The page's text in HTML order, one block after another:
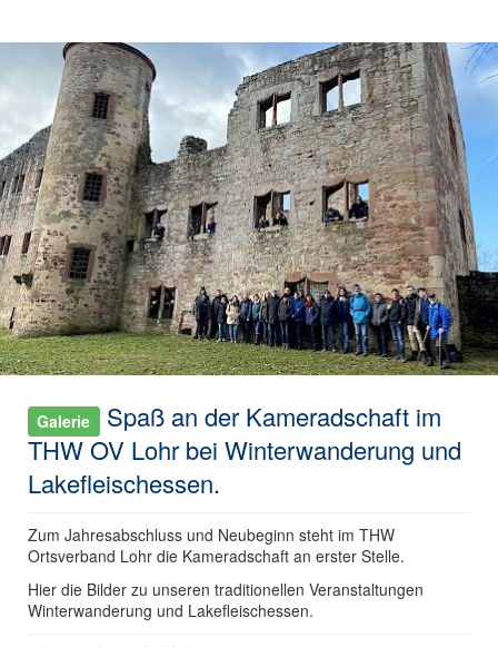
Galerie
Spaß an der Kameradschaft im
THW OV Lohr bei Winterwanderung und
Lakefleischessen.
Zum Jahresabschluss und Neubeginn steht im THW
Ortsverband Lohr die Kameradschaft an erster Stelle.
Hier die Bilder zu unseren traditionellen Veranstaltungen
Winterwanderung und Lakefleischessen.